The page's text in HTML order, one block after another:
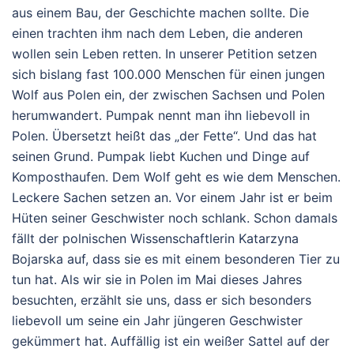
aus einem Bau, der Geschichte machen sollte. Die
einen trachten ihm nach dem Leben, die anderen
wollen sein Leben retten. In unserer Petition setzen
sich bislang fast 100.000 Menschen für einen jungen
Wolf aus Polen ein, der zwischen Sachsen und Polen
herumwandert. Pumpak nennt man ihn liebevoll in
Polen. Übersetzt heißt das „der Fette“. Und das hat
seinen Grund. Pumpak liebt Kuchen und Dinge auf
Komposthaufen. Dem Wolf geht es wie dem Menschen.
Leckere Sachen setzen an. Vor einem Jahr ist er beim
Hüten seiner Geschwister noch schlank. Schon damals
fällt der polnischen Wissenschaftlerin Katarzyna
Bojarska auf, dass sie es mit einem besonderen Tier zu
tun hat. Als wir sie in Polen im Mai dieses Jahres
besuchten, erzählt sie uns, dass er sich besonders
liebevoll um seine ein Jahr jüngeren Geschwister
gekümmert hat. Auffällig ist ein weißer Sattel auf der